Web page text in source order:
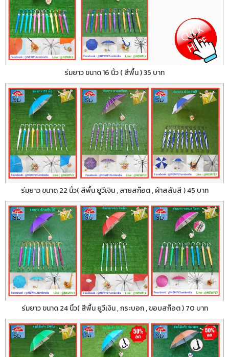
ร่มยาว ขนาด 16 นิ้ว ( สีพื้น ) 35 บาท
ร่มยาว ขนาด 22 นิ้ว( สีพื้น ยูวีเงิน , ลายสก๊อต , ผ้าสลับสี ) 45 บาท
ร่มยาว ขนาด 24 นิ้ว( สีพื้น ยูวีเงิน , กระบอก , ขอบสก๊อต ) 70 บาท